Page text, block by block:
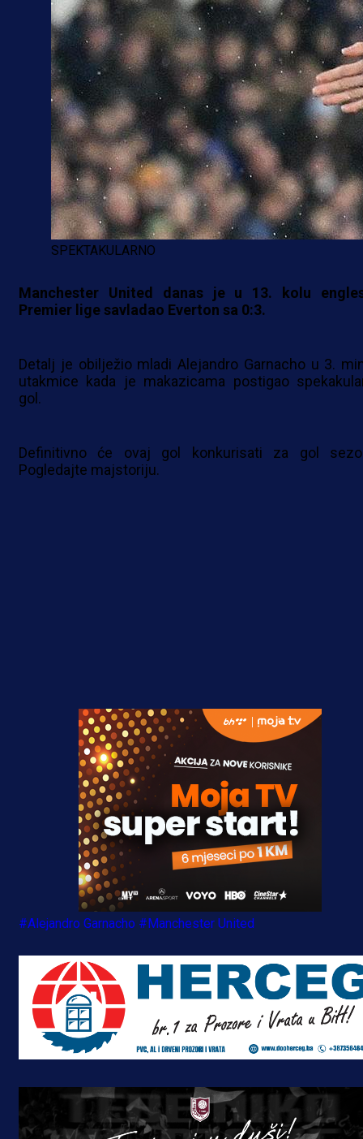
SPEKTAKULARNO
Manchester United danas je u 13. kolu
Premier lige savladao Everton sa 0:3.
Detalj je obilježio mladi Alejandro Garnacho u 3.
utakmice kada je makazicama postigao
gol.
Definitivno će ovaj gol konkurisati za gol
Pogledajte majstoriju.
#Alejandro Garnacho #Manchester United